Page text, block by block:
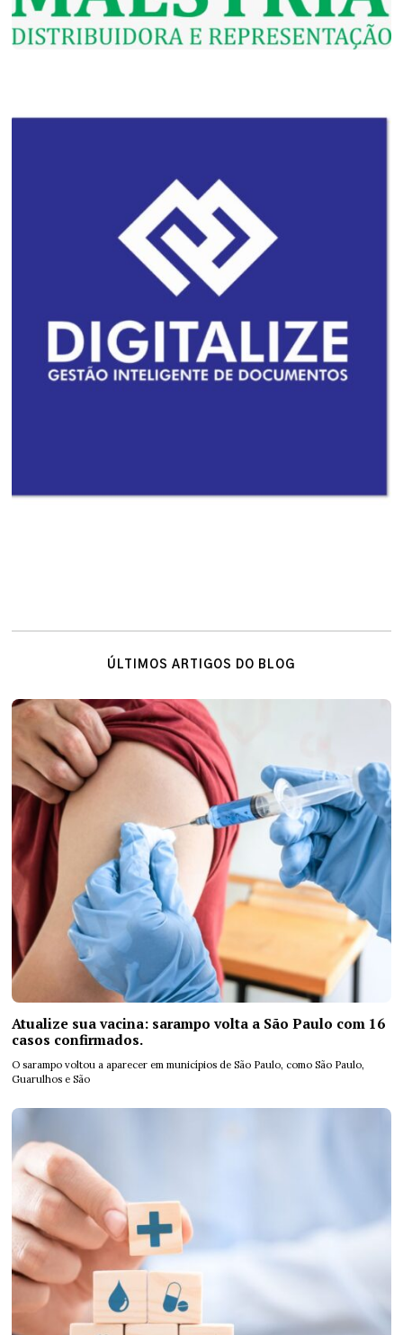
ÚLTIMOS ARTIGOS DO BLOG
Atualize sua vacina: sarampo volta a São Paulo com 16
casos confirmados.
O sarampo voltou a aparecer em municípios de São Paulo, como São Paulo,
Guarulhos e São